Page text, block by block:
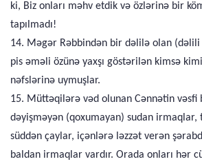
ki, Biz onları məhv etdik və özlərinə bir
tapılmadı!
14. Məgər Rəbbindən bir dəlilə olan
pis əməli özünə yaxşı göstərilən kimsə
nəfslərinə uymuşlar.
15. Müttəqilərə vəd olunan Cənnətin vəsfi
dəyişməyən (qoxumayan) sudan irmaqlar,
süddən çaylar, içənlərə ləzzət verən
baldan irmaqlar vardır. Orada onları hər